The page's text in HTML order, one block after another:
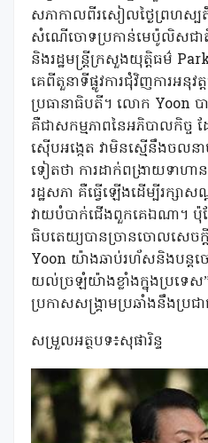
សភាកាលពីរសៀលថ្ងៃព្រហស្ប
សំណើចោទប្រកាន់មេប៉ូលិសជាតិ
និងរដ្ឋមន្ត្រីក្រសួងយុត្តិធម៌
គេពីតួនាទីផ្លូវការជុំវិញការអនុ
ប្រធានាធិបតី។ លោក Yoon ប
គឺជាសកម្មភាពនៃអភិបាលកិច្ច ដ
ស៊ើបអង្កេត វាមិនស្មើនឹងចលន
ទៀតថា ការដាក់ពង្រាយទាហ
រដ្ឋសភា គឺធ្វើឡើងដើម្បីរក្សា
វាយបំបាក់ជើងពួកគេឯណា។ ប៉ុន្
ធិបតេយ្យបានច្រានចោលសេច
Yoon យ៉ាងឆាប់រហ័សនិងបន្តចោ
យល់ច្រឡំយ៉ាងខ្លាំងក្នុងប្រទេស
ប្រកាសសង្រ្គាមប្រឆាំងនឹងប្រជ
សម្រួលអត្ថបទ៖សុផារិន្ទ